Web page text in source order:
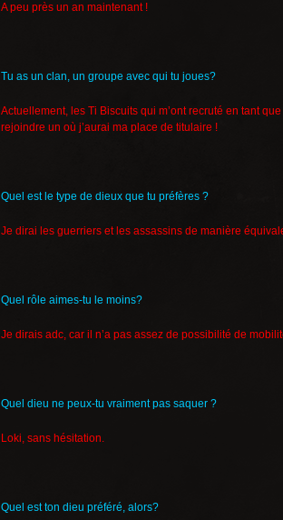
A peu près un an maintenant !
Tu as un clan, un groupe avec qui tu joues?
Actuellement, les Ti Biscuits qui m’ont recruté en tant
rejoindre un où j’aurai ma place de titulaire !
Quel est le type de dieux que tu préfères ?
Je dirai les guerriers et les assassins de manière
Quel rôle aimes-tu le moins?
Je dirais adc, car il n’a pas assez de possibilité de
Quel dieu ne peux-tu vraiment pas saquer ?
Loki, sans hésitation.
Quel est ton dieu préféré, alors?